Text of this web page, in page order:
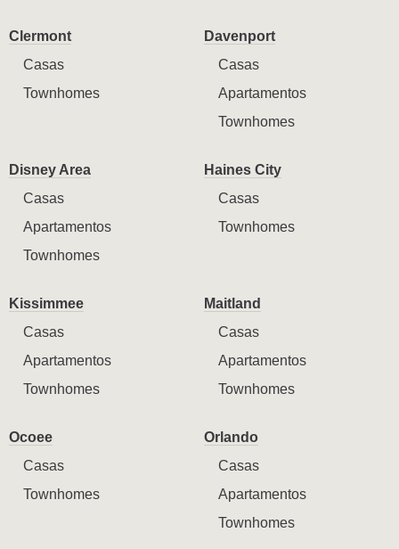
Clermont
Casas
Townhomes
Davenport
Casas
Apartamentos
Townhomes
Disney Area
Casas
Apartamentos
Townhomes
Haines City
Casas
Townhomes
Kissimmee
Casas
Apartamentos
Townhomes
Maitland
Casas
Apartamentos
Townhomes
Ocoee
Casas
Townhomes
Orlando
Casas
Apartamentos
Townhomes